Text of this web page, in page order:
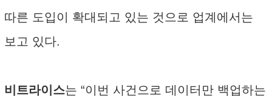
따른 도입이 확대되고 있는 것으로 업계에서는
보고 있다.
비트라이스는 “이번 사건으로 데이터만 백업하는